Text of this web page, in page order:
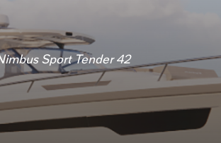
Sport Tender 42
Sport Tender 42
Sport Tender 42